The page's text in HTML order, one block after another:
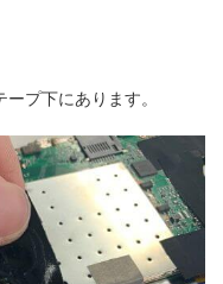
プ下にあります。